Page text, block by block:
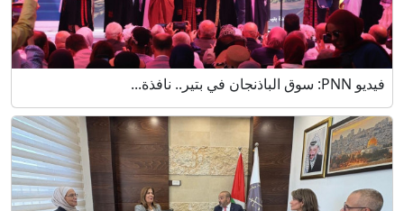
فيديو PNN: سوق الباذنجان في بتير.. نافذة...